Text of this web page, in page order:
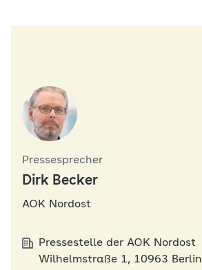
Pressesprecher
Dirk Becker
AOK Nordost
Pressestelle der AOK Nordost
Wilhelmstraße 1, 10963 Berlin